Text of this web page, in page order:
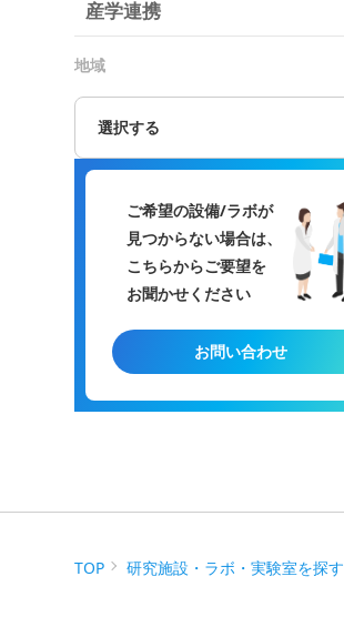
産学連携
地域
選択する
ご希望の設備/ラボが
見つからない場合は、
こちらからご要望を
お聞かせください
お問い合わせ
TOP 研究施設・ラボ・実験室を探す